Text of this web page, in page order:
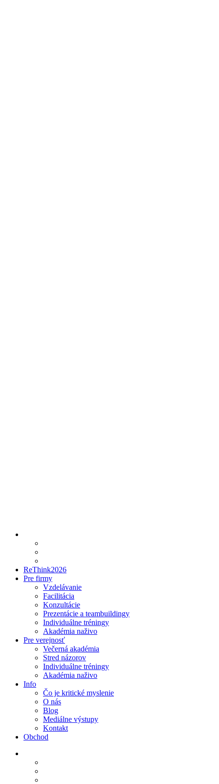
ReThink2026
Pre firmy
Vzdelávanie
Facilitácia
Konzultácie
Prezentácie a teambuildingy
Individuálne tréningy
Akadémia naživo
Pre verejnosť
Večerná akadémia
Stred názorov
Individuálne tréningy
Akadémia naživo
Info
Čo je kritické myslenie
O nás
Blog
Mediálne výstupy
Kontakt
Obchod